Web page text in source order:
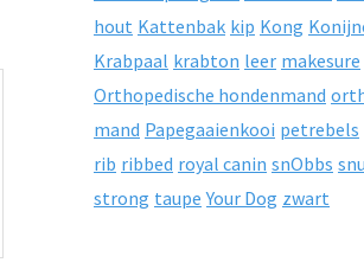
hout Kattenbak kip Kong
Krabpaal krabton leer makesure
Orthopedische hondenmand
mand Papegaaienkooi petrebels
rib ribbed royal canin snObbs
strong taupe Your Dog zwart